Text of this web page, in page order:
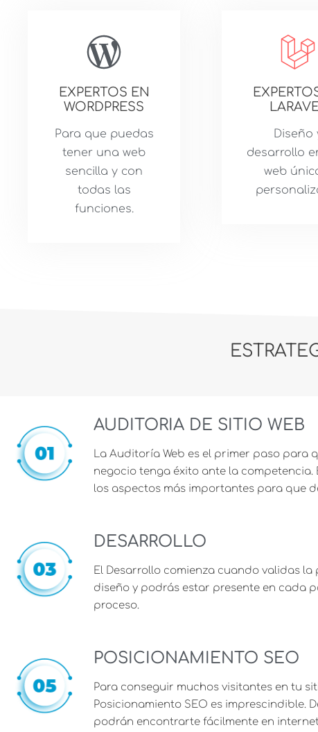
EXPERTOS EN
WORDPRESS
Para que puedas
tener una web
sencilla y con
todas las
funciones.
Diseño
desarrollo
web
AUDITORIA DE SITIO WEB
La Auditoría Web es el primer paso para
negocio tenga éxito ante la competencia.
los aspectos más importantes para que
DESARROLLO
El Desarrollo comienza cuando validas
diseño y podrás estar presente en cada
proceso.
POSICIONAMIENTO SEO
Para conseguir muchos visitantes en tu
Posicionamiento SEO es imprescindible.
podrán encontrarte fácilmente en